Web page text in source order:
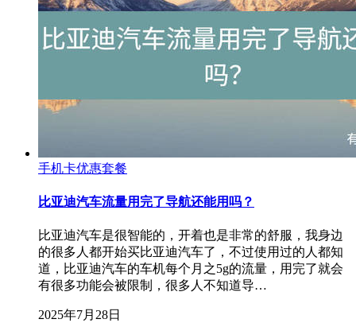
手机卡优惠套餐
比亚迪汽车流量用完了导航还能用吗？
比亚迪汽车是很智能的，开着也是非常的舒服，我身边
的很多人都开始买比亚迪汽车了，不过使用过的人都知
道，比亚迪汽车的车机每个月之5g的流量，用完了就会
有很多功能会被限制，很多人不知道导…
2025年7月28日